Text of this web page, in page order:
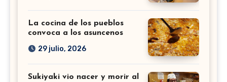
La cocina de los pueblos
convoca a los asuncenos
29 julio, 2026
Sukiyaki vio nacer y morir al